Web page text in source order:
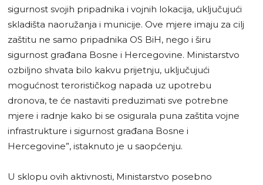
sigurnost svojih pripadnika i vojnih lokacija, uključujući
skladišta naoružanja i municije. Ove mjere imaju za cilj
zaštitu ne samo pripadnika OS BiH, nego i širu
sigurnost građana Bosne i Hercegovine. Ministarstvo
ozbiljno shvata bilo kakvu prijetnju, uključujući
mogućnost terorističkog napada uz upotrebu
dronova, te će nastaviti preduzimati sve potrebne
mjere i radnje kako bi se osigurala puna zaštita vojne
infrastrukture i sigurnost građana Bosne i
Hercegovine”, istaknuto je u saopćenju.
U sklopu ovih aktivnosti, Ministarstvo posebno